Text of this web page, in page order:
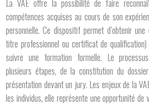
La VAE offre la possibilité de faire
compétences acquises au cours de son
personnelle. Ce dispositif permet d’obtenir
titre professionnel ou certificat de
suivre une formation formelle. Le
plusieurs étapes, de la constitution du
présentation devant un jury. Les enjeux de la
les individus, elle représente une opportunité de